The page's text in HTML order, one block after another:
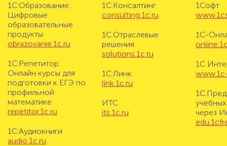
1С:Образование.
Цифровые
образовательные
продукты
obrazovanie.1c.ru
1С:Репетитор.
Онлайн курсы для
подготовки к ЕГЭ по
профильной
математике
repetitor.1c.ru
1С:Аудиокниги
audio.1c.ru
1С:Консалтинг
consulting.1c.ru
1С:Отраслевые
решения
solutions.1c.ru
1С:Линк
link.1c.ru
ИТС
its.1c.ru
1Софт
1С-
1С
через